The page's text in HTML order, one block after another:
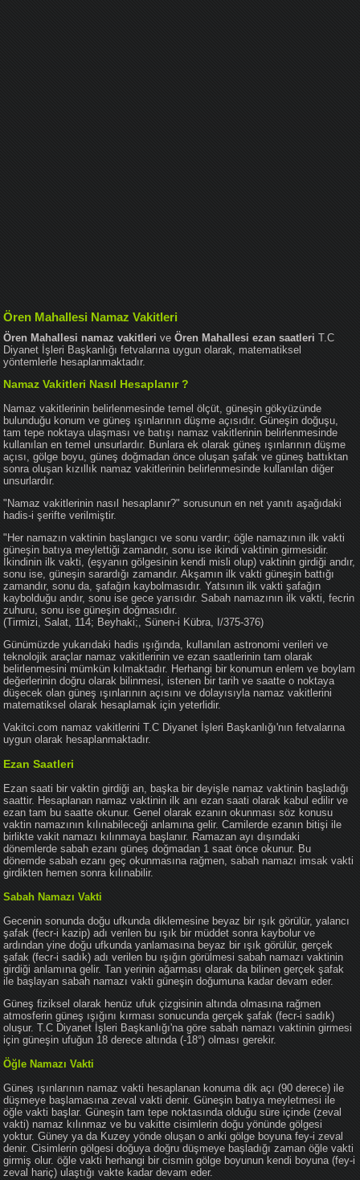
Ören Mahallesi Namaz Vakitleri
Ören Mahallesi namaz vakitleri veÖren Mahallesi ezan saatleri T.C
Diyanet İşleri Başkanlığı fetvalarına uygun olarak, matematiksel
yöntemlerle hesaplanmaktadır.
Namaz Vakitleri Nasıl Hesaplanır ?
Namaz vakitlerinin belirlenmesinde temel ölçüt, güneşin gökyüzünde
bulunduğu konum ve güneş ışınlarının düşme açısıdır. Güneşin doğuşu,
tam tepe noktaya ulaşması ve batışı namaz vakitlerinin belirlenmesinde
kullanılan en temel unsurlardır. Bunlara ek olarak güneş ışınlarının düşme
açısı, gölge boyu, güneş doğmadan önce oluşan şafak ve güneş battıktan
sonra oluşan kızıllık namaz vakitlerinin belirlenmesinde kullanılan diğer
unsurlardır.
"Namaz vakitlerinin nasıl hesaplanır?" sorusunun en net yanıtı aşağıdaki
hadis-i şerifte verilmiştir.
"Her namazın vaktinin başlangıcı ve sonu vardır; öğle namazının ilk vakti
güneşin batıya meylettiği zamandır, sonu ise ikindi vaktinin girmesidir.
İkindinin ilk vakti, (eşyanın gölgesinin kendi misli olup) vaktinin girdiği andır,
sonu ise, güneşin sarardığı zamandır. Akşamın ilk vakti güneşin battığı
zamandır, sonu da, şafağın kaybolmasıdır. Yatsının ilk vakti şafağın
kaybolduğu andır, sonu ise gece yarısıdır. Sabah namazının ilk vakti, fecrin
zuhuru, sonu ise güneşin doğmasıdır.
(Tirmizi, Salat, 114; Beyhaki;, Sünen-i Kübra, I/375-376)
Günümüzde yukarıdaki hadis ışığında, kullanılan astronomi verileri ve
teknolojik araçlar namaz vakitlerinin ve ezan saatlerinin tam olarak
belirlenmesini mümkün kılmaktadır. Herhangi bir konumun enlem ve boylam
değerlerinin doğru olarak bilinmesi, istenen bir tarih ve saatte o noktaya
düşecek olan güneş ışınlarının açısını ve dolayısıyla namaz vakitlerini
matematiksel olarak hesaplamak için yeterlidir.
Vakitci.com namaz vakitlerini T.C Diyanet İşleri Başkanlığı'nın fetvalarına
uygun olarak hesaplanmaktadır.
Ezan Saatleri
Ezan saati bir vaktin girdiği an, başka bir deyişle namaz vaktinin başladığı
saattir. Hesaplanan namaz vaktinin ilk anı ezan saati olarak kabul edilir ve
ezan tam bu saatte okunur. Genel olarak ezanın okunması söz konusu
vaktin namazının kılınabileceği anlamına gelir. Camilerde ezanın bitişi ile
birlikte vakit namazı kılınmaya başlanır. Ramazan ayı dışındaki
dönemlerde sabah ezanı güneş doğmadan 1 saat önce okunur. Bu
dönemde sabah ezanı geç okunmasına rağmen, sabah namazı imsak vakti
girdikten hemen sonra kılınabilir.
Sabah Namazı Vakti
Gecenin sonunda doğu ufkunda diklemesine beyaz bir ışık görülür, yalancı
şafak (fecr-i kazip) adı verilen bu ışık bir müddet sonra kaybolur ve
ardından yine doğu ufkunda yanlamasına beyaz bir ışık görülür, gerçek
şafak (fecr-i sadık) adı verilen bu ışığın görülmesi sabah namazı vaktinin
girdiği anlamına gelir. Tan yerinin ağarması olarak da bilinen gerçek şafak
ile başlayan sabah namazı vakti güneşin doğumuna kadar devam eder.
Güneş fiziksel olarak henüz ufuk çizgisinin altında olmasına rağmen
atmosferin güneş ışığını kırması sonucunda gerçek şafak (fecr-i sadık)
oluşur. T.C Diyanet İşleri Başkanlığı'na göre sabah namazı vaktinin girmesi
için güneşin ufuğun 18 derece altında (-18°) olması gerekir.
Öğle Namazı Vakti
Güneş ışınlarının namaz vakti hesaplanan konuma dik açı (90 derece) ile
düşmeye başlamasına zeval vakti denir. Güneşin batıya meyletmesi ile
öğle vakti başlar. Güneşin tam tepe noktasında olduğu süre içinde (zeval
vakti) namaz kılınmaz ve bu vakitte cisimlerin doğu yönünde gölgesi
yoktur. Güney ya da Kuzey yönde oluşan o anki gölge boyuna fey-i zeval
denir. Cisimlerin gölgesi doğuya doğru düşmeye başladığı zaman öğle vakti
girmiş olur. öğle vakti herhangi bir cismin gölge boyunun kendi boyuna (fey-i
zeval hariç) ulaştığı vakte kadar devam eder.